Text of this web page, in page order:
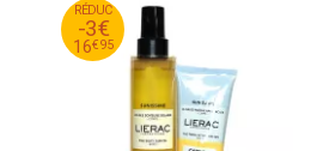
RÉDUC
-3€
16€95
19
€
95
16
€
95